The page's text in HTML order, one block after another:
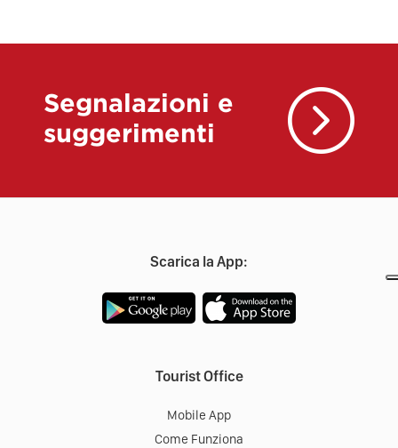
Segnalazioni e
suggerimenti
Scarica la App:
Tourist Office
Mobile App
Come Funziona